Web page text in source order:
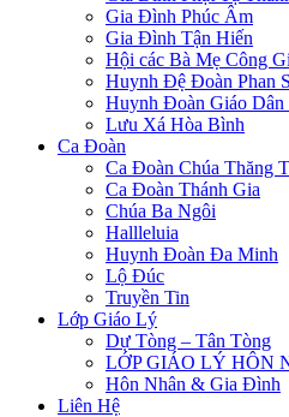
Gia Đình Phúc Âm
Gia Đình Tận Hiến
Hội các Bà Mẹ Công
Huynh Đệ Đoàn Phan
Huynh Đoàn Giáo
Lưu Xá Hòa Bình
Ca Đoàn
Ca Đoàn Chúa Thăng
Ca Đoàn Thánh Gia
Chúa Ba Ngôi
Hallleluia
Huynh Đoàn Đa Minh
Lộ Đúc
Truyền Tin
Lớp Giáo Lý
Dự Tòng – Tân Tòng
LỚP GIÁO LÝ HÔN
Hôn Nhân & Gia Đình
Liên Hệ